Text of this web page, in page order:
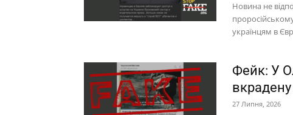
Новина не
українцям в
Фейк: У
27 Липня, 2026